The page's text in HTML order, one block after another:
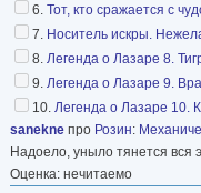
6. Тот, кто сражается с
7. Носитель искры.
8. Легенда о Лазаре 8.
9. Легенда о Лазаре 9.
10. Легенда о Лазаре 10.
sanekne про Розин:
Надоело, уныло тянется вся
Оценка: нечитаемо